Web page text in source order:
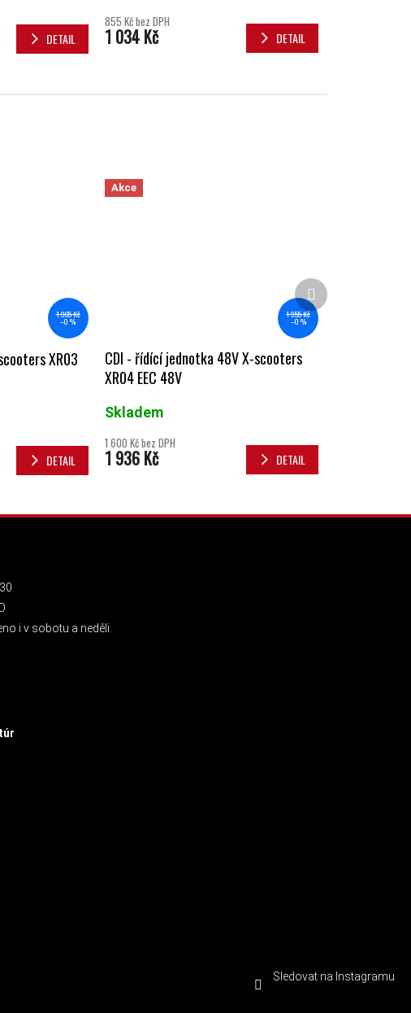
1 965 Kč
–0 %
XR03
DETAIL
Akce
1 955 Kč
–0 %
CDI - řídící jednotka 48V X-scooters
XR04 EEC 48V
Skladem
1 600 Kč bez DPH
1 936 Kč DETAIL
Další produkt
DETAIL
855 Kč bez DPH
1 034 Kč DETAIL
i v sobotu a neděli.
Sledovat na Instagramu